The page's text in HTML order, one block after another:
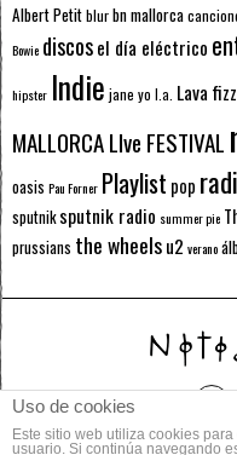
Albert Petitblurbn mallorca
Bowie discosel día eléctrico
hipster Indie jane yo l.a. Lava fizz
MALLORCA LIve FESTIVAL
oasis Pau Forner Playlist pop
sputnik sputnik radio summer pie
prussians the wheelsu2 verano
© 2014
Uso de cookies
Este sitio web utiliza cookies
usuario. Si continúa navegando